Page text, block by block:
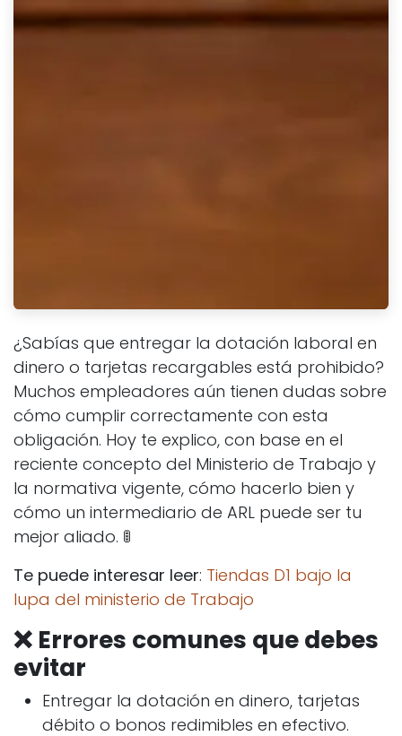
¿Sabías que entregar la dotación laboral en
dinero o tarjetas recargables está prohibido?
Muchos empleadores aún tienen dudas sobre
cómo cumplir correctamente con esta
obligación. Hoy te explico, con base en el
reciente concepto del Ministerio de Trabajo y
la normativa vigente, cómo hacerlo bien y
cómo un intermediario de ARL puede ser tu
mejor aliado. 🚦
Te puede interesar leer: Tiendas D1 bajo la
lupa del ministerio de Trabajo
❌ Errores comunes que debes
evitar
Entregar la dotación en dinero, tarjetas
débito o bonos redimibles en efectivo.